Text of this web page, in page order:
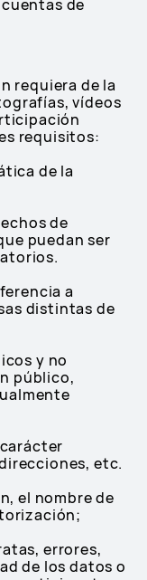
de
requiera de la
vídeos
requisitos:
de la
de
puedan ser
a
distintas de
y no
público,
etc.
el nombre de
errores,
de los datos o